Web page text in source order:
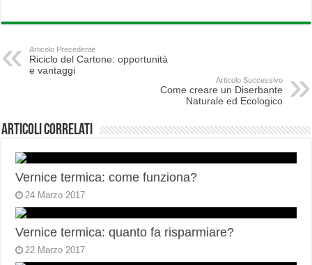
Articolo Precedente
Riciclo del Cartone: opportunità
e vantaggi
Articolo Successivo
Come creare un Diserbante
Naturale ed Ecologico
Articoli correlati
Vernice termica: come funziona?
24 Marzo 2017
Vernice termica: quanto fa risparmiare?
22 Marzo 2017